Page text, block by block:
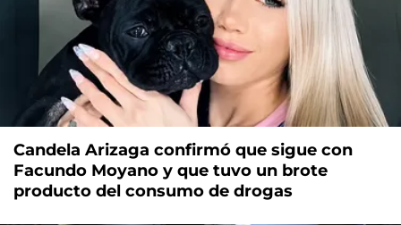
Candela Arizaga confirmó que sigue con
Facundo Moyano y que tuvo un brote
producto del consumo de drogas